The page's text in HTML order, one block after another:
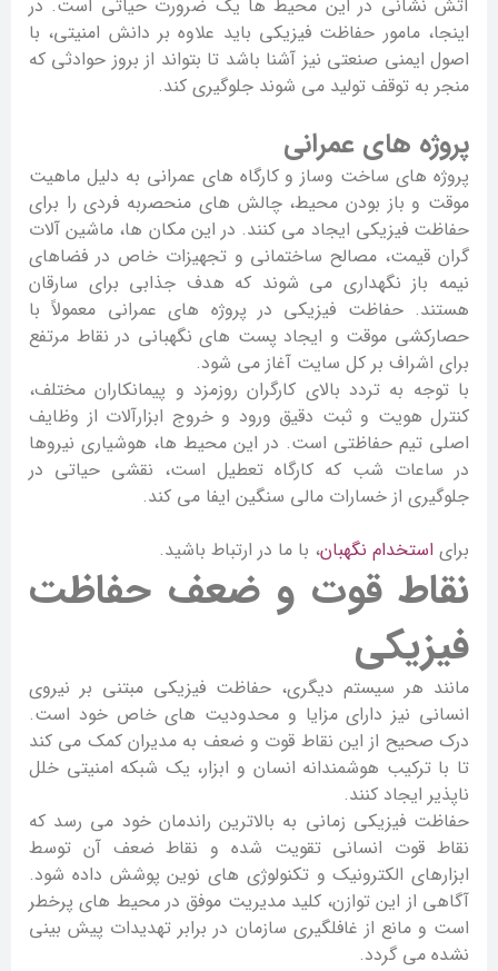
آتش نشانی در این محیط ها یک ضرورت حیاتی است. در
اینجا، مامور حفاظت فیزیکی باید علاوه بر دانش امنیتی، با
اصول ایمنی صنعتی نیز آشنا باشد تا بتواند از بروز حوادثی که
منجر به توقف تولید می شوند جلوگیری کند.
پروژه های عمرانی
پروژه های ساخت وساز و کارگاه های عمرانی به دلیل ماهیت
موقت و باز بودن محیط، چالش های منحصربه فردی را برای
حفاظت فیزیکی ایجاد می کنند. در این مکان ها، ماشین آلات
گران قیمت، مصالح ساختمانی و تجهیزات خاص در فضاهای
نیمه باز نگهداری می شوند که هدف جذابی برای سارقان
هستند. حفاظت فیزیکی در پروژه های عمرانی معمولاً با
حصارکشی موقت و ایجاد پست های نگهبانی در نقاط مرتفع
برای اشراف بر کل سایت آغاز می شود.
با توجه به تردد بالای کارگران روزمزد و پیمانکاران مختلف،
کنترل هویت و ثبت دقیق ورود و خروج ابزارآلات از وظایف
اصلی تیم حفاظتی است. در این محیط ها، هوشیاری نیروها
در ساعات شب که کارگاه تعطیل است، نقشی حیاتی در
جلوگیری از خسارات مالی سنگین ایفا می کند.
برای استخدام نگهبان، با ما در ارتباط باشید.
نقاط قوت و ضعف حفاظت
فیزیکی
مانند هر سیستم دیگری، حفاظت فیزیکی مبتنی بر نیروی
انسانی نیز دارای مزایا و محدودیت های خاص خود است.
درک صحیح از این نقاط قوت و ضعف به مدیران کمک می کند
تا با ترکیب هوشمندانه انسان و ابزار، یک شبکه امنیتی خلل
ناپذیر ایجاد کنند.
حفاظت فیزیکی زمانی به بالاترین راندمان خود می رسد که
نقاط قوت انسانی تقویت شده و نقاط ضعف آن توسط
ابزارهای الکترونیک و تکنولوژی های نوین پوشش داده شود.
آگاهی از این توازن، کلید مدیریت موفق در محیط های پرخطر
است و مانع از غافلگیری سازمان در برابر تهدیدات پیش بینی
نشده می گردد.